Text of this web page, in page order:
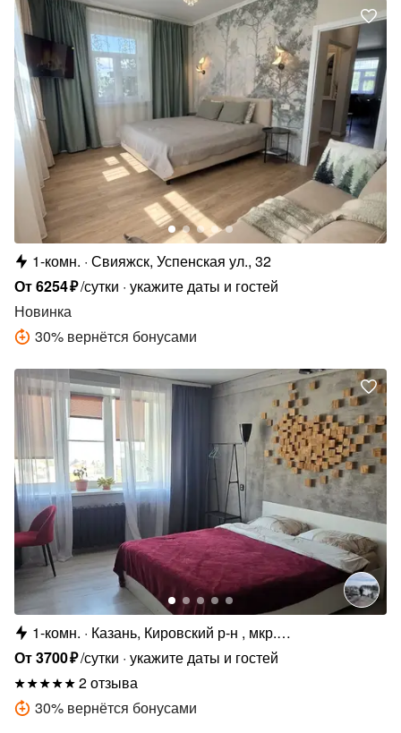
1-комн. Свияжск, Успенская ул., 32
От6254₽/сутки укажите даты и гостей
Новинка
30% вернётся бонусами
1-комн.
Казань, Кировский р-н , мкр.
Адмиралтейская сл., Большая ул., 70
От3700₽/сутки укажите даты и гостей
2 отзыва
30% вернётся бонусами